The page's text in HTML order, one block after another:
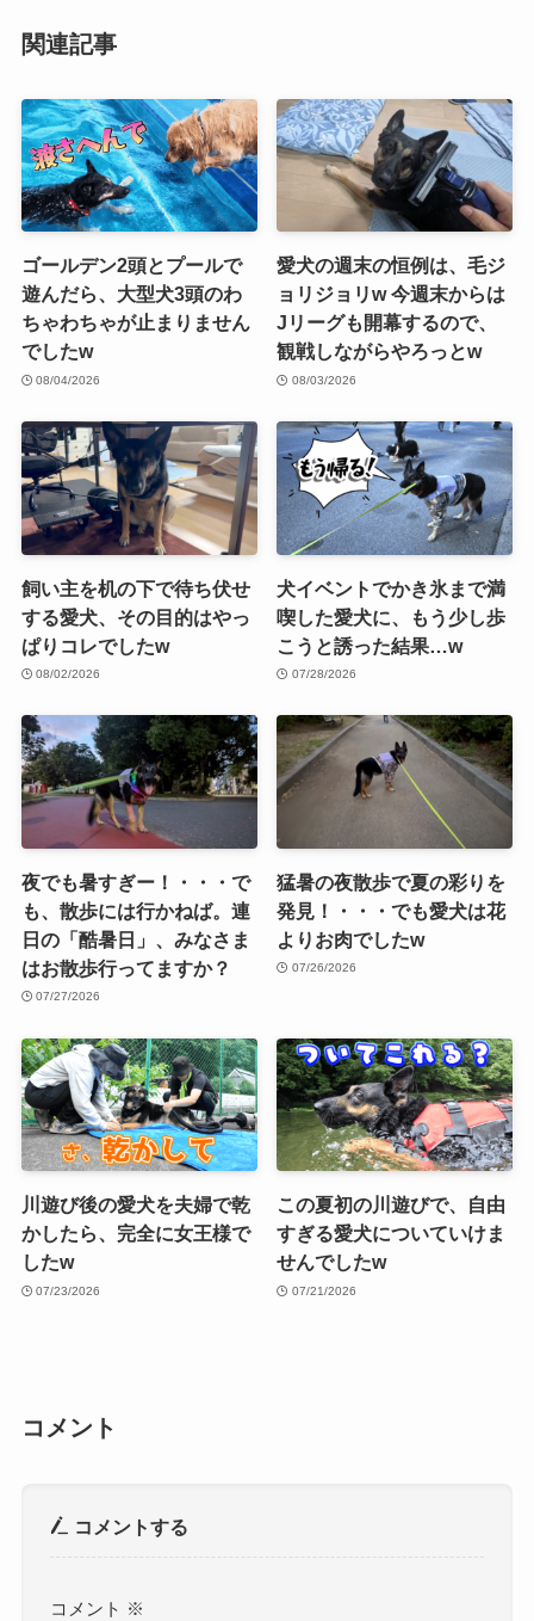
関連記事
ゴールデン2頭とプールで
遊んだら、大型犬3頭のわ
ちゃわちゃが止まりません
でしたw
08/04/2026
愛犬の週末の恒例は、毛ジ
ョリジョリw 今週末からは
Jリーグも開幕するので、
観戦しながらやろっとw
08/03/2026
飼い主を机の下で待ち伏せ
する愛犬、その目的はやっ
ぱりコレでしたw
08/02/2026
犬イベントでかき氷まで満
喫した愛犬に、もう少し歩
こうと誘った結果…w
07/28/2026
夜でも暑すぎー！・・・で
も、散歩には行かねば。連
日の「酷暑日」、みなさま
はお散歩行ってますか？
07/27/2026
猛暑の夜散歩で夏の彩りを
発見！・・・でも愛犬は花
よりお肉でしたw
07/26/2026
川遊び後の愛犬を夫婦で乾
かしたら、完全に女王様で
したw
07/23/2026
この夏初の川遊びで、自由
すぎる愛犬についていけま
せんでしたw
07/21/2026
コメント
コメントする
コメント ※